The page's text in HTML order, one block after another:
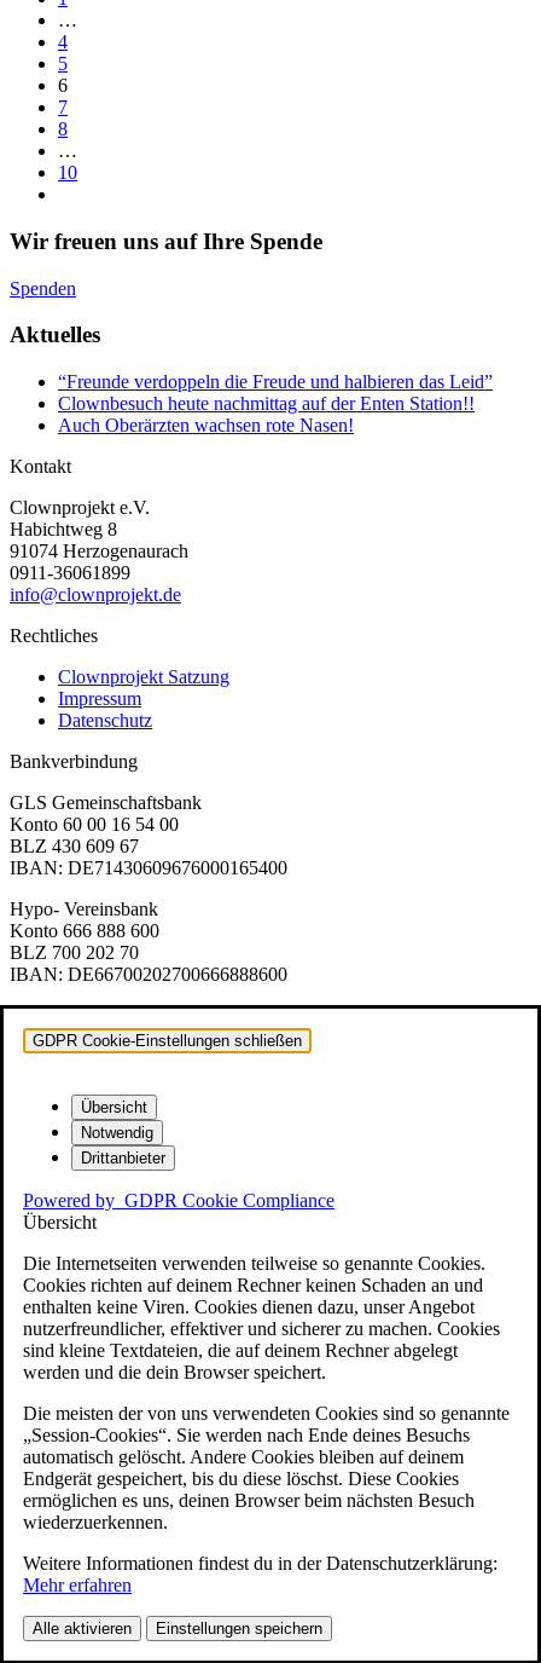
…
4
5
6
7
8
…
10
Wir freuen uns auf Ihre Spende
Spenden
Aktuelles
“Freunde verdoppeln die Freude und halbieren das Leid”
Clownbesuch heute nachmittag auf der Enten Station!!
Auch Oberärzten wachsen rote Nasen!
Kontakt
Clownprojekt e.V.
Habichtweg 8
91074 Herzogenaurach
0911-36061899
info@clownprojekt.de
Rechtliches
Clownprojekt Satzung
Impressum
Datenschutz
Bankverbindung
GLS Gemeinschaftsbank
Konto 60 00 16 54 00
BLZ 430 609 67
IBAN: DE71430609676000165400
Hypo- Vereinsbank
Konto 666 888 600
BLZ 700 202 70
IBAN: DE66700202700666888600
GDPR Cookie-Einstellungen schließen
Übersicht
Notwendig
Drittanbieter
Powered by GDPR Cookie Compliance
Übersicht
Die Internetseiten verwenden teilweise so genannte Cookies.
Cookies richten auf deinem Rechner keinen Schaden an und
enthalten keine Viren. Cookies dienen dazu, unser Angebot
nutzerfreundlicher, effektiver und sicherer zu machen. Cookies
sind kleine Textdateien, die auf deinem Rechner abgelegt
werden und die dein Browser speichert.
Die meisten der von uns verwendeten Cookies sind so genannte
„Session-Cookies“. Sie werden nach Ende deines Besuchs
automatisch gelöscht. Andere Cookies bleiben auf deinem
Endgerät gespeichert, bis du diese löschst. Diese Cookies
ermöglichen es uns, deinen Browser beim nächsten Besuch
wiederzuerkennen.
Weitere Informationen findest du in der Datenschutzerklärung:
Mehr erfahren
Alle aktivieren Einstellungen speichern